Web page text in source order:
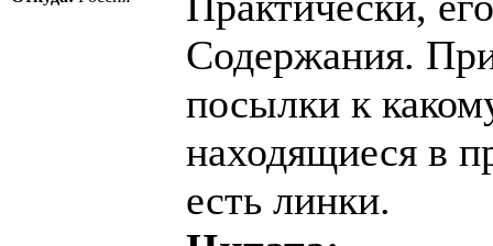
Содержания.
посылки к
находящиеся в
есть линки.